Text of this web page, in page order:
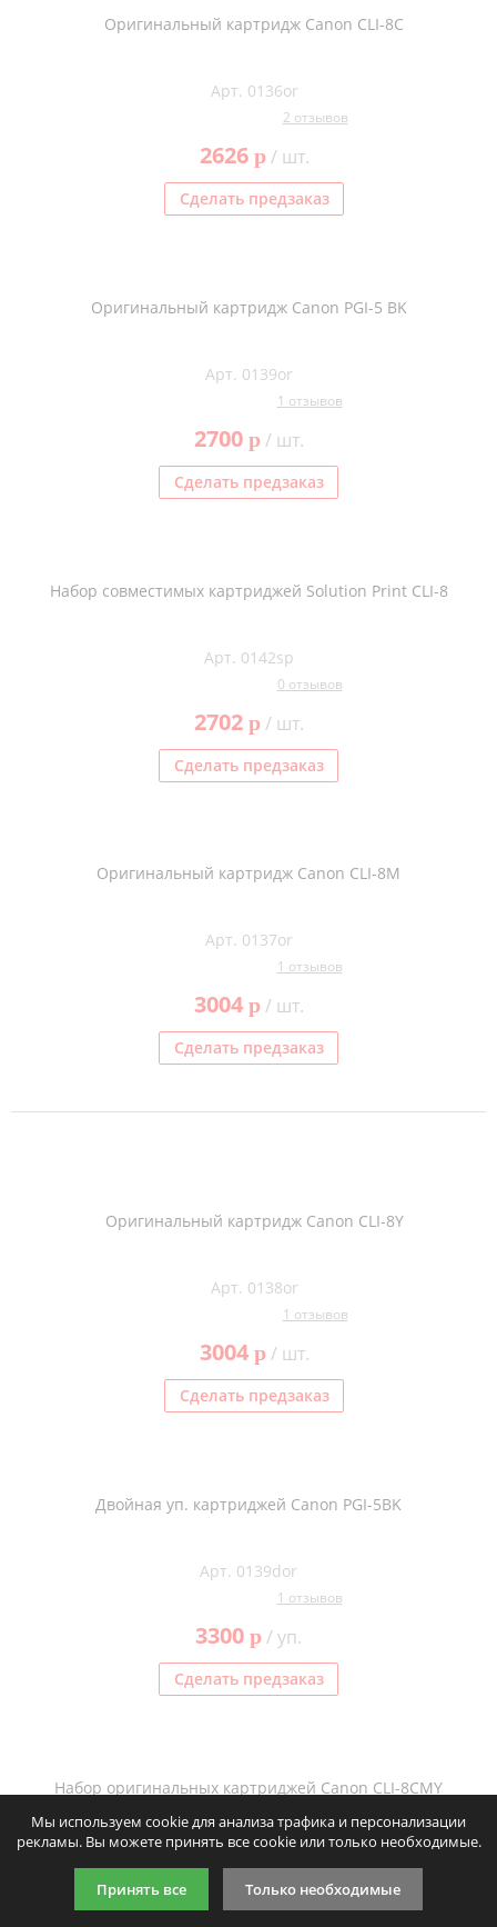
Оригинальный картридж Canon CLI-8C
Арт. 0136or
2 отзывов
2626 p/ шт.
Сделать предзаказ
Оригинальный картридж Canon PGI-5 BK
Арт. 0139or
1 отзывов
2700 p/ шт.
Сделать предзаказ
Набор совместимых картриджей Solution Print CLI-8
Арт. 0142sp
0 отзывов
2702 p/ шт.
Сделать предзаказ
Оригинальный картридж Canon CLI-8M
Арт. 0137or
1 отзывов
3004 p/ шт.
Сделать предзаказ
Оригинальный картридж Canon CLI-8Y
Арт. 0138or
1 отзывов
3004 p/ шт.
Сделать предзаказ
Двойная уп. картриджей Canon PGI-5BK
Арт. 0139dor
1 отзывов
3300 p/ уп.
Сделать предзаказ
Набор оригинальных картриджей Canon CLI-8CMY
Арт. 0008/1or
1 отзывов
11260p
Мы используем cookie для анализа трафика и персонализации
рекламы. Вы можете принять все cookie или только необходимые.
Принять все Только необходимые